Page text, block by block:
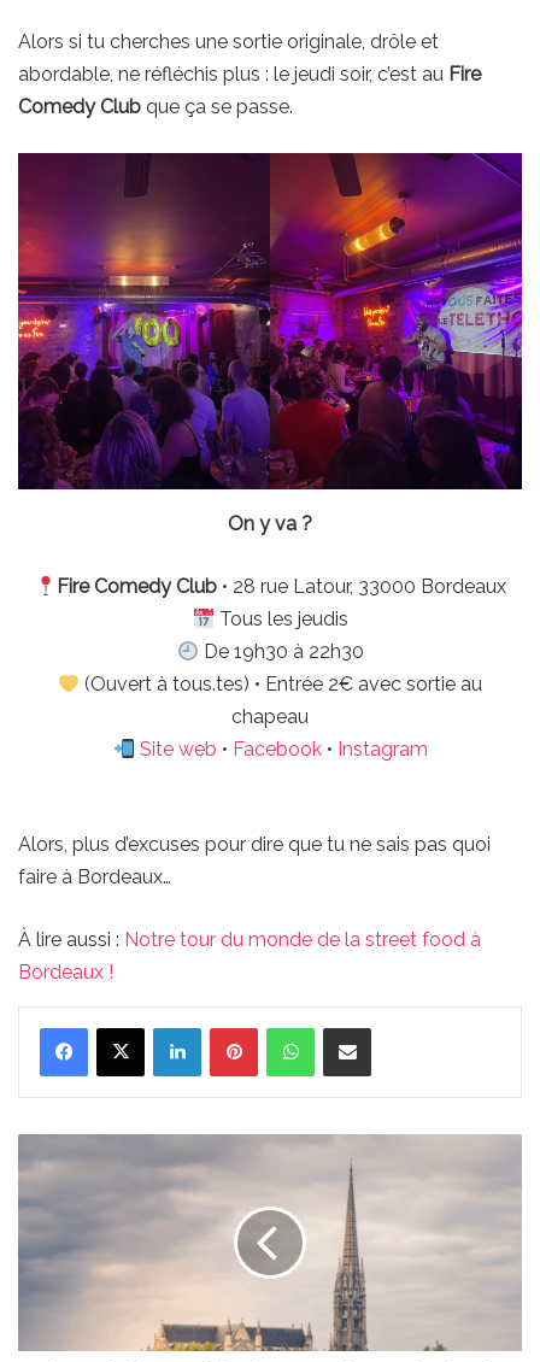
Alors si tu cherches une sortie originale, drôle et
abordable, ne réfléchis plus : le jeudi soir, c’est au Fire
Comedy Club que ça se passe.
On y va ?
Fire Comedy Club• 28 rue Latour, 33000 Bordeaux
Tous les jeudis
De 19h30 à 22h30
(Ouvert à tous.tes) • Entrée 2€ avec sortie au
chapeau
Site web • Facebook • Instagram
Alors, plus d’excuses pour dire que tu ne sais pas quoi
faire à Bordeaux…
À lire aussi : Notre tour du monde de la street food à
Bordeaux !
LinkedinPinterestWhatsAppPartager par email
prévisions
météo
Bordeaux